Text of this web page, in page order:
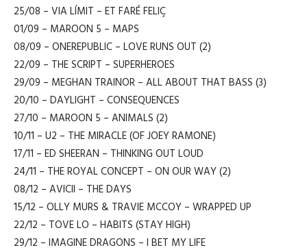
25/08 – VIA LÍMIT – ET FARÉ FELIÇ
01/09 – MAROON 5 – MAPS
08/09 – ONEREPUBLIC – LOVE RUNS OUT (2)
22/09 – THE SCRIPT – SUPERHEROES
29/09 – MEGHAN TRAINOR – ALL ABOUT THAT BASS (3)
20/10 – DAYLIGHT – CONSEQUENCES
27/10 – MAROON 5 – ANIMALS (2)
10/11 – U2 – THE MIRACLE (OF JOEY RAMONE)
17/11 – ED SHEERAN – THINKING OUT LOUD
24/11 – THE ROYAL CONCEPT – ON OUR WAY (2)
08/12 – AVICII – THE DAYS
15/12 – OLLY MURS & TRAVIE MCCOY – WRAPPED UP
22/12 – TOVE LO – HABITS (STAY HIGH)
29/12 – IMAGINE DRAGONS – I BET MY LIFE